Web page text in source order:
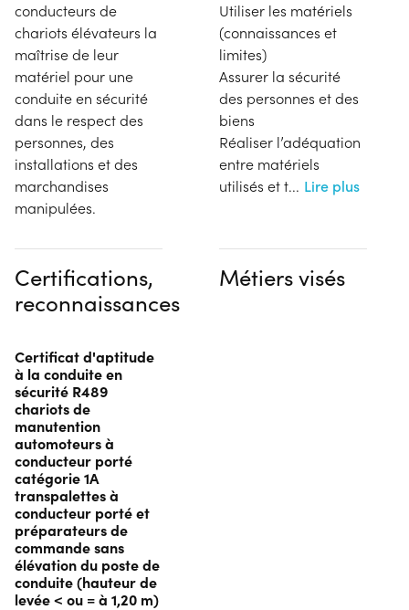
conducteurs de
chariots élévateurs la
maîtrise de leur
matériel pour une
conduite en sécurité
dans le respect des
personnes, des
installations et des
marchandises
manipulées.
Utiliser les matériels
(connaissances et
limites)
Assurer la sécurité
des personnes et des
biens
Réaliser l’adéquation
entre matériels
utilisés et t... Lire plus
Certifications,
reconnaissances
Certificat d'aptitude
à la conduite en
sécurité R489
chariots de
manutention
automoteurs à
conducteur porté
catégorie 1A
transpalettes à
conducteur porté et
préparateurs de
commande sans
élévation du poste de
conduite (hauteur de
levée < ou = à 1,20 m)
Métiers visés